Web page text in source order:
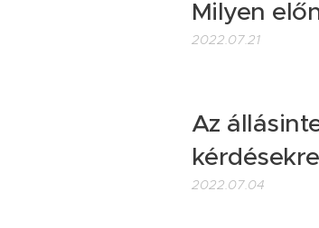
Milyen
2022.07.21
Az
2022.07.04